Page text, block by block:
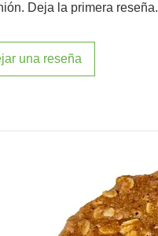
Deja la primera reseña.
una reseña